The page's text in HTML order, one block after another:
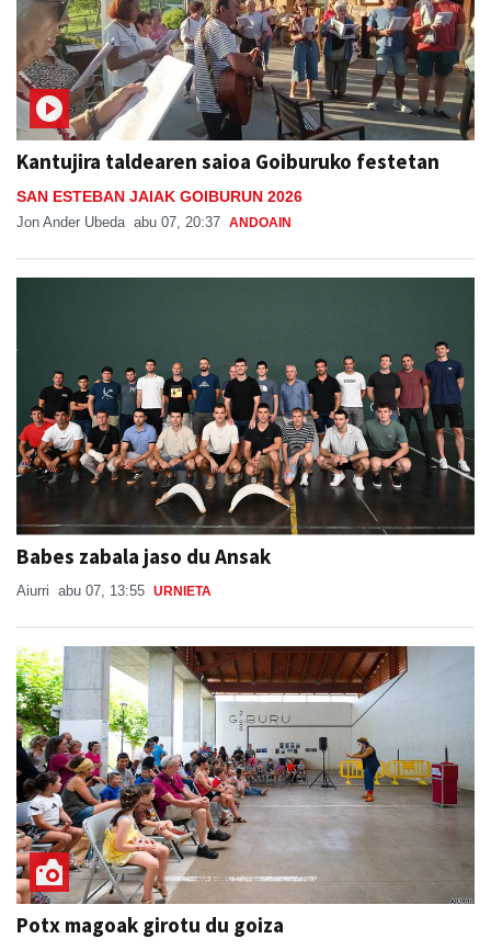
Kantujira taldearen saioa Goiburuko festetan
SAN ESTEBAN JAIAK GOIBURUN 2026
Jon Ander Ubeda abu 07, 20:37 ANDOAIN
Babes zabala jaso du Ansak
Aiurri abu 07, 13:55 URNIETA
Potx magoak girotu du goiza